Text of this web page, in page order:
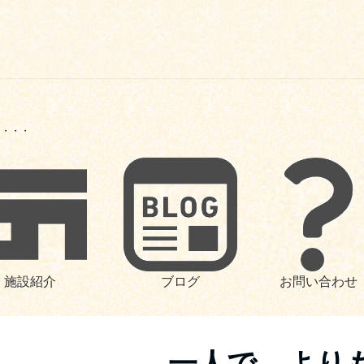
施設紹介 ブログ お問い合わせ
・・